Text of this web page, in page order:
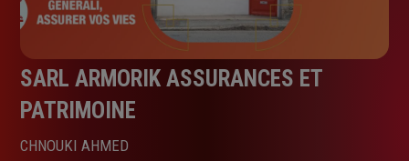
SARL ARMORIK ASSURANCES ET
PATRIMOINE
CHNOUKI AHMED